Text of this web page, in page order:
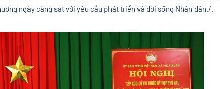
ngày càng sát với yêu cầu phát triển và đời sống Nhân dân./.